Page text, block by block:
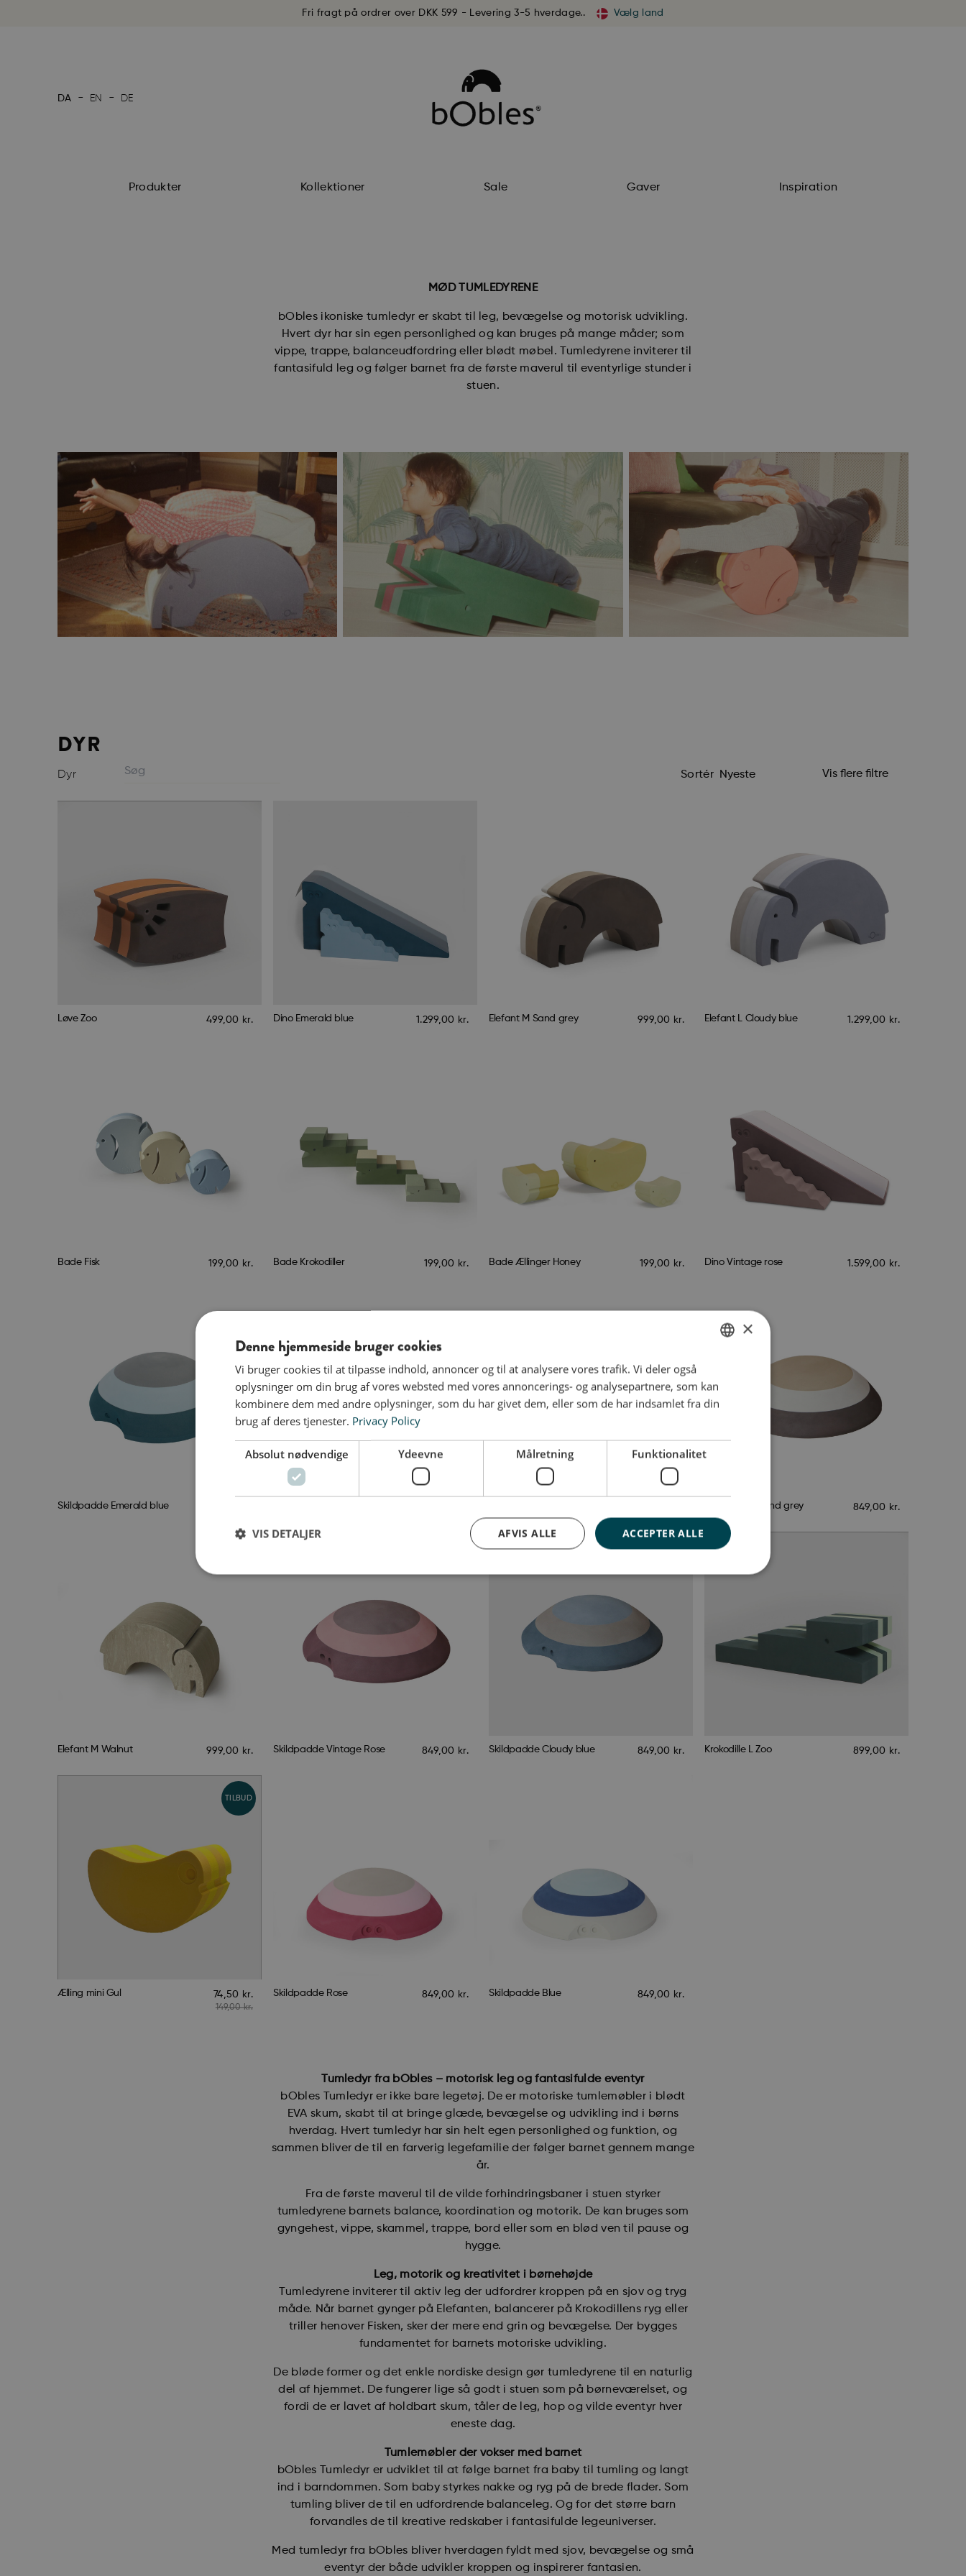
Fri fragt på ordrer over DKK 599 - Levering 3-5 hverdage.. Vælg land
DA - EN - DE
Produkter Kollektioner Sale Gaver Inspiration
MØD TUMLEDYRENE
bObles ikoniske tumledyr er skabt til leg, bevægelse og motorisk udvikling.
Hvert dyr har sin egen personlighed og kan bruges på mange måder; som
vippe, trappe, balanceudfordring eller blødt møbel. Tumledyrene inviterer til
fantasifuld leg og følger barnet fra de første maverul til eventyrlige stunder i
stuen.
DYR
Dyr Sortér Vis flere filtre
Løve Zoo 499,00 kr. Dino Emerald blue 1.299,00 kr. Elefant M Sand grey 999,00 kr. Elefant L Cloudy blue 1.299,00 kr.
Bade Fisk 199,00 kr. Bade Krokodiller 199,00 kr. Bade Ællinger Honey 199,00 kr. Dino Vintage rose 1.599,00 kr.
Skildpadde Emerald blue Skildpadde Sand grey 849,00 kr.
Elefant M Walnut 999,00 kr. Skildpadde Vintage Rose 849,00 kr. Skildpadde Cloudy blue 849,00 kr. Krokodille L Zoo 899,00 kr.
TILBUD
Ælling mini Gul
149,00kr.
74,50 kr. Skildpadde Rose 849,00 kr. Skildpadde Blue 849,00 kr.
Tumledyr fra bObles – motorisk leg og fantasifulde eventyr
bObles Tumledyr er ikke bare legetøj. De er motoriske tumlemøbler i blødt
EVA skum, skabt til at bringe glæde, bevægelse og udvikling ind i børns
hverdag. Hvert tumledyr har sin helt egen personlighed og funktion, og
sammen bliver de til en farverig legefamilie der følger barnet gennem mange
år.
Fra de første maverul til de vilde forhindringsbaner i stuen styrker
tumledyrene barnets balance, koordination og motorik. De kan bruges som
gyngehest, vippe, skammel, trappe, bord eller som en blød ven til pause og
hygge.
Leg, motorik og kreativitet i børnehøjde
Tumledyrene inviterer til aktiv leg der udfordrer kroppen på en sjov og tryg
måde. Når barnet gynger på Elefanten, balancerer på Krokodillens ryg eller
triller henover Fisken, sker der mere end grin og bevægelse. Der bygges
fundamentet for barnets motoriske udvikling.
De bløde former og det enkle nordiske design gør tumledyrene til en naturlig
del af hjemmet. De fungerer lige så godt i stuen som på børneværelset, og
fordi de er lavet af holdbart skum, tåler de leg, hop og vilde eventyr hver
eneste dag.
Tumlemøbler der vokser med barnet
bObles Tumledyr er udviklet til at følge barnet fra baby til tumling og langt
ind i barndommen. Som baby styrkes nakke og ryg på de brede flader. Som
tumling bliver de til en udfordrende balanceleg. Og for det større barn
forvandles de til kreative redskaber i fantasifulde legeuniverser.
Med tumledyr fra bObles bliver hverdagen fyldt med sjov, bevægelse og små
eventyr der både udvikler kroppen og inspirerer fantasien.
DANISH
×
Denne hjemmeside bruger cookies
Vi bruger cookies til at tilpasse indhold, annoncer og til at analysere vores trafik. Vi deler også
oplysninger om din brug af vores websted med vores annoncerings- og analysepartnere, som kan
kombinere dem med andre oplysninger, som du har givet dem, eller som de har indsamlet fra din
brug af deres tjenester. Privacy Policy
Absolut nødvendige Ydeevne Målretning Funktionalitet
ACCEPTER ALLE
AFVIS ALLE
VIS DETALJER